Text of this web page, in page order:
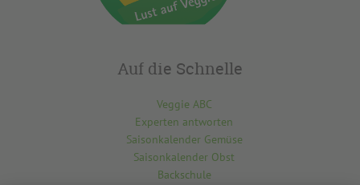
Auf die Schnelle
Veggie ABC
Experten antworten
Saisonkalender Gemüse
Saisonkalender Obst
Backschule